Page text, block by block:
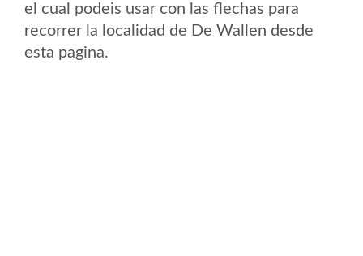
el cual podeis usar con las flechas para
recorrer la localidad de De Wallen desde
esta pagina.